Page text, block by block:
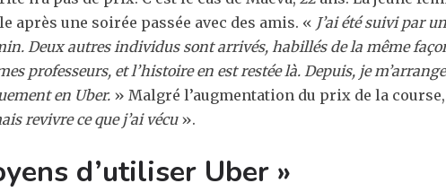
après une soirée passée avec des amis. « J’ai été suivi par
Deux autres individus sont arrivés, habillés de la même
professeurs, et l’histoire en est restée là. Depuis, je
en Uber. » Malgré l’augmentation du prix de la
revivre ce que j’ai vécu».
d’utiliser Uber »